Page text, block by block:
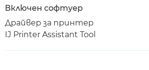
Включен софтуер
Драйвер за принтер
IJ Printer Assistant Tool